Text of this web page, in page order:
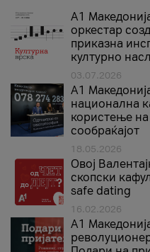
А1
оркестар
приказна
културно
03.07.2026
A1
национална
користење на
сообраќајот
18.05.2026
Овој
скопски
safe dating
16.02.2026
А1